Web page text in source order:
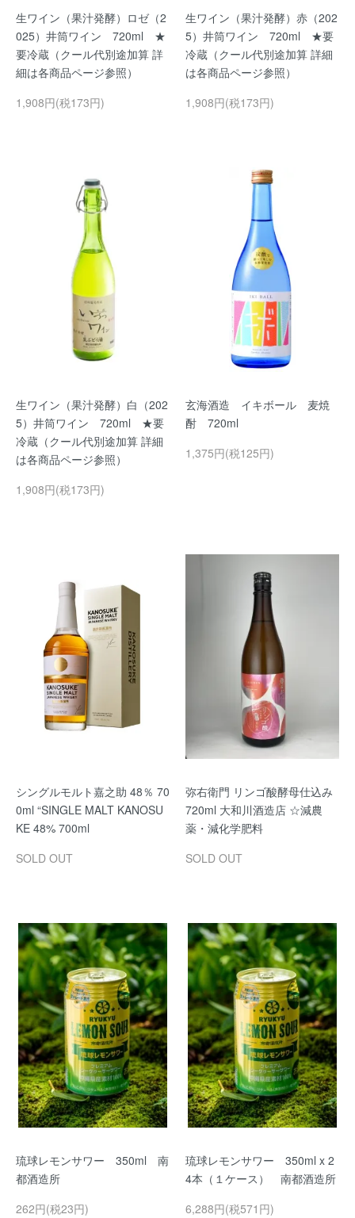
生ワイン（果汁発酵）ロゼ（2
025）井筒ワイン 720ml ★
要冷蔵（クール代別途加算 詳
細は各商品ページ参照）
1,908円(税173円)
生ワイン（果汁発酵）赤（202
5）井筒ワイン 720ml ★要
冷蔵（クール代別途加算 詳細
は各商品ページ参照）
1,908円(税173円)
生ワイン（果汁発酵）白（202
5）井筒ワイン 720ml ★要
冷蔵（クール代別途加算 詳細
は各商品ページ参照）
1,908円(税173円)
玄海酒造 イキボール 麦焼
酎 720ml
1,375円(税125円)
シングルモルト嘉之助 48％ 70
0ml “SINGLE MALT KANOSU
KE 48% 700ml
SOLD OUT
弥右衛門 リンゴ酸酵母仕込み
720ml 大和川酒造店 ☆減農
薬・減化学肥料
SOLD OUT
琉球レモンサワー 350ml 南
都酒造所
262円(税23円)
琉球レモンサワー 350ml x 2
4本（１ケース） 南都酒造所
6,288円(税571円)